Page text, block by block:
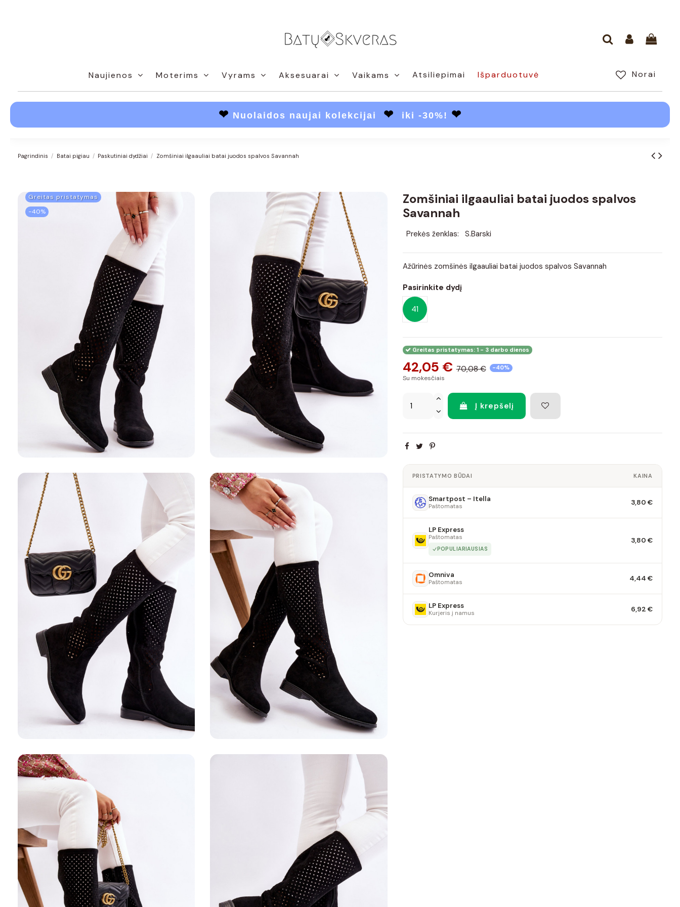
Naujienos Moterims Vyrams Aksesuarai Vaikams Atsiliepimai Norai
Išparduotuvė
❤ Nuolaidos naujai kolekcijai ❤ iki -30%! ❤
Pagrindinis Batai pigiau Paskutiniai dydžiai Zomšiniai ilgaauliai batai juodos spalvos Savannah
Greitas pristatymas
−40%
Zomšiniai ilgaauliai batai juodos spalvos
Savannah
Prekės ženklas: S.Barski
Ažūrinės zomšinės ilgaauliai batai juodos spalvos Savannah
Pasirinkite dydį
41
Greitas pristatymas: 1 - 3 darbo dienos
42,05 € 70,08 € -40%
Su mokesčiais
Į krepšelį
PRISTATYMO BŪDAI KAINA
Smartpost – Itella
Paštomatas 3,80 €
LP Express
Paštomatas
POPULIARIAUSIAS
3,80 €
Omniva
Paštomatas 4,44 €
LP Express
Kurjeris į namus 6,92 €